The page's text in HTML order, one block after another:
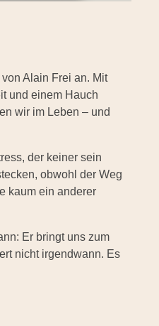
Alain Frei an. Mit
und einem Hauch
wir im Leben – und
der keiner sein
obwohl der Weg
kaum ein anderer
Er bringt uns zum
nicht irgendwann. Es